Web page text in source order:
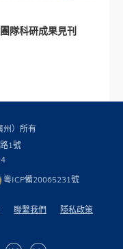
隊科研成果見刊
州）所有
1號
粵ICP備20065231號
聯繫我們
隱私政策